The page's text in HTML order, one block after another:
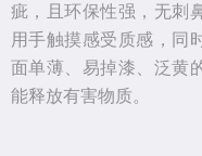
疵，且环保性强，无刺
用手触摸感受质感，同
面单薄、易掉漆、泛黄
能释放有害物质。